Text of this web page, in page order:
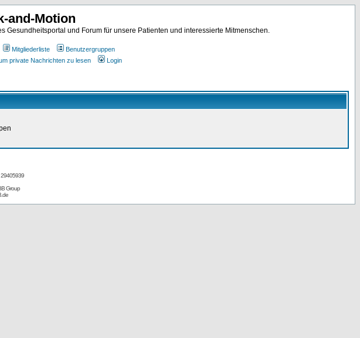
and-Motion
Gesundheitsportal und Forum für unsere Patienten und interessierte Mitmenschen.
Mitgliederliste
Benutzergruppen
private Nachrichten zu lesen Login
29405939
Group